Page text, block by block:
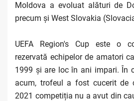
Moldova a evoluat alături de
precum și West Slovakia
UEFA Region's Cup este o
rezervată echipelor de amatori
1999 și are loc în ani impari. În
acum, trofeul a fost cucerit de
2021 competiția nu a avut din